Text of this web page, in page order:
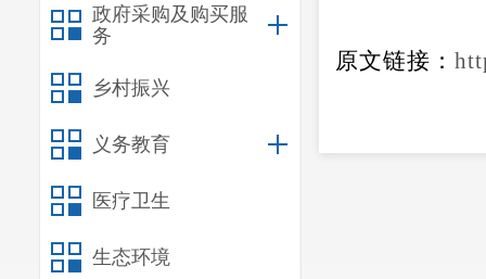
政府采购及购买服
务
乡村振兴
义务教育
医疗卫生
生态环境
原文链接：